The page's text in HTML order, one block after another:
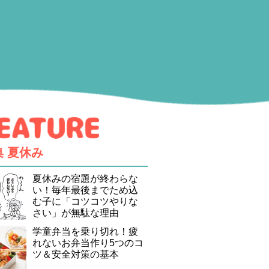
夏休み
夏休みの宿題が終わらな
い！毎年最後までため込
む子に「コツコツやりな
さい」が無駄な理由
学童弁当を乗り切れ！疲
れないお弁当作り5つのコ
ツ＆安全対策の基本